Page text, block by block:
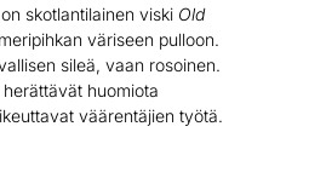
skotlantilainen viski Old
väriseen pulloon.
sileä, vaan rosoinen.
huomiota
väärentäjien työtä.